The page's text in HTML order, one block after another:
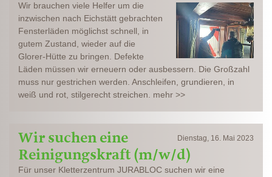
Wir brauchen viele Helfer um die
inzwischen nach Eichstätt gebrachten
Fensterläden möglichst schnell, in
gutem Zustand, wieder auf die
Glorer-Hütte zu bringen. Defekte
Läden müssen wir erneuern oder ausbessern. Die Großzahl
muss nur gestrichen werden. Anschleifen, grundieren, in
weiß und rot, stilgerecht streichen. mehr >>
Dienstag, 16. Mai 2023
Wir suchen eine
Reinigungskraft (m/w/d)
Für unser Kletterzentrum JURABLOC suchen wir eine